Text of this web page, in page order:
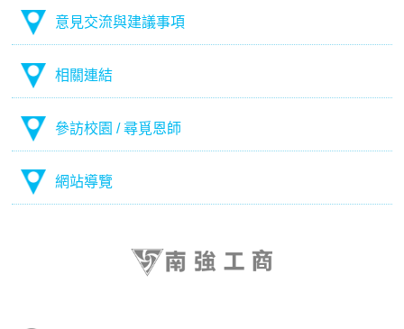
意見交流與建議事項
相關連結
參訪校園 / 尋覓恩師
網站導覽